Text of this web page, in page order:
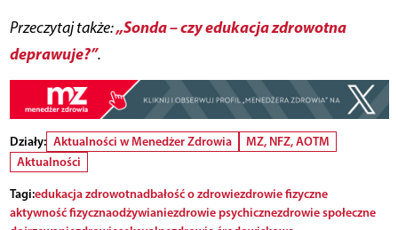
Przeczytaj także:„Sonda – czy edukacja zdrowotna
deprawuje?”.
Działy: Aktualności w Menedżer Zdrowia
MZ, NFZ, AOTM
Aktualności
Tagi:edukacja zdrowotnadbałość o zdrowiezdrowie fizyczne
aktywność fizycznaodżywianiezdrowie psychicznezdrowie społeczne